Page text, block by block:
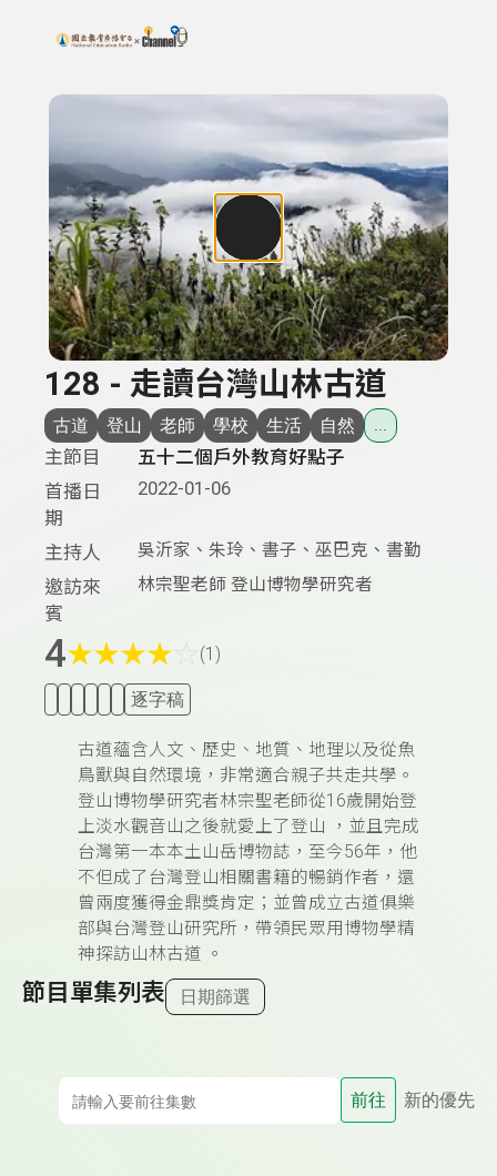
上方功能區塊
搜尋關鍵字：可輸入節目名稱、主持人或關鍵字
128 - 走讀台灣山林古道
古道 登山 老師 學校 生活 自然 ...
主節目
五十二個戶外教育好點子
首播日
期
2022-01-06
主持人 吳沂家、朱玲、書子、巫巴克、書勤
邀訪來
賓
林宗聖老師 登山博物學研究者
4★★★★ (1)
逐字稿
古道蘊含人文、歷史、地質、地理以及從魚
鳥獸與自然環境，非常適合親子共走共學。
登山博物學研究者林宗聖老師從16歲開始登
上淡水觀音山之後就愛上了登山
，並且完成
台灣第一本本土山岳博物誌，至今56年，他
不但成了台灣登山相關書籍的暢銷作者，還
曾兩度獲得金鼎獎肯定；並曾成立古道俱樂
部與台灣登山研究所，帶領民眾用博物學精
神探訪山林古道 。
節目單集列表 日期篩選
前往 新的優先